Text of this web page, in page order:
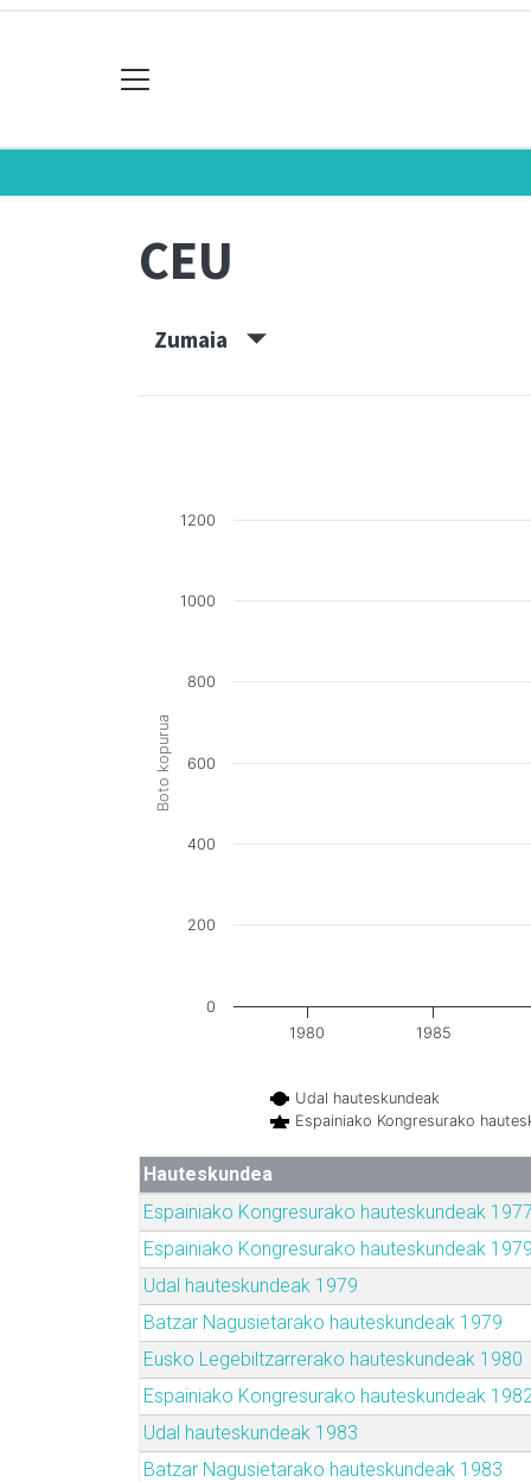
CEU
Zumaia
Boto kopurua
Udal hauteskundeak
Espainiako Kongresurako
1980 1985
0
200
400
600
800
1000
1200
Hauteskundea
Espainiako Kongresurako hauteskundeak 1977
Espainiako Kongresurako hauteskundeak 1979
Udal hauteskundeak 1979
Batzar Nagusietarako hauteskundeak 1979
Eusko Legebiltzarrerako hauteskundeak 1980
Espainiako Kongresurako hauteskundeak 1982
Udal hauteskundeak 1983
Batzar Nagusietarako hauteskundeak 1983